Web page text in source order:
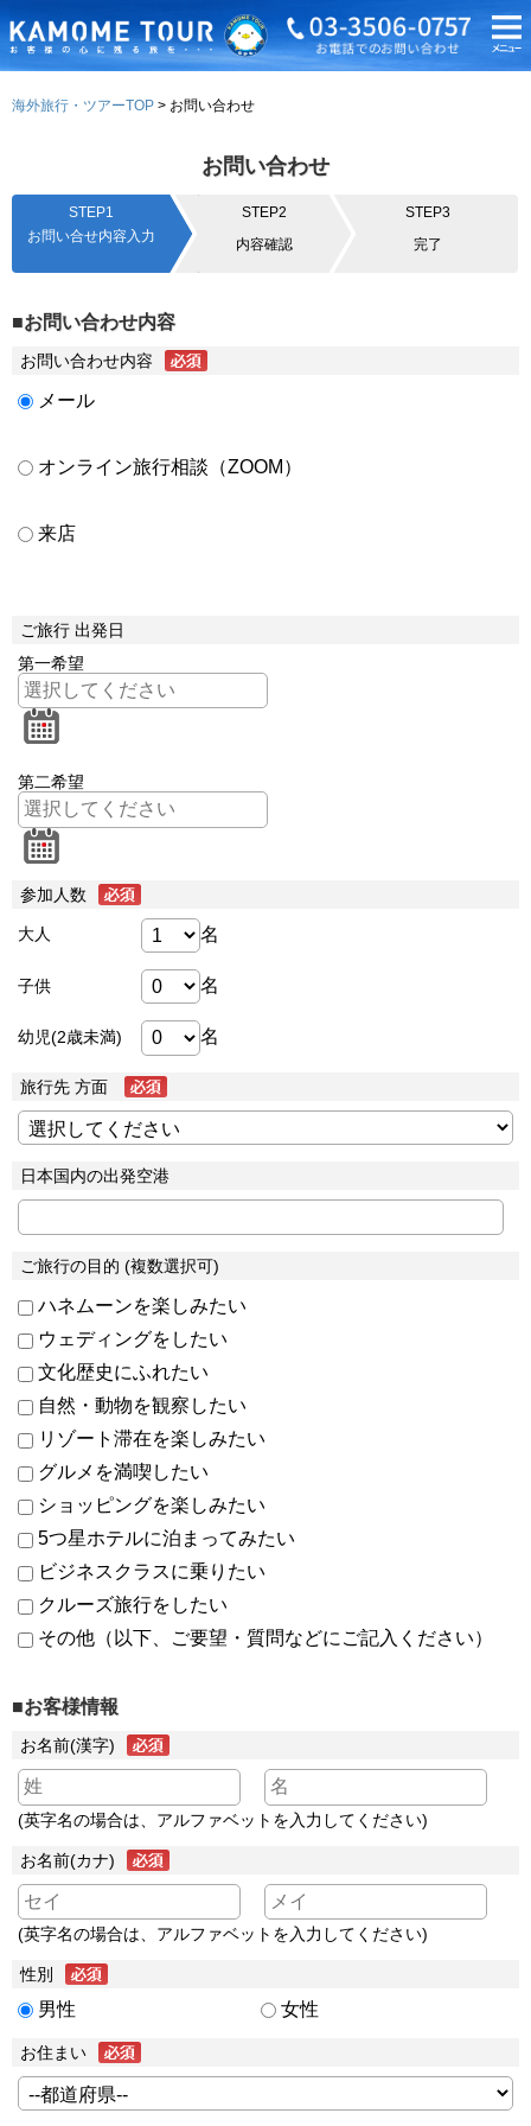
海外旅行・ツアーTOP お問い合わせ
お問い合わせ
STEP1
お問い合せ内容入力
STEP2
内容確認
STEP3
完了
■お問い合わせ内容
お問い合わせ内容
メール
オンライン旅行相談（ZOOM）
来店
ご旅行 出発日
第一希望
第二希望
参加人数
大人 名
子供 名
幼児(2歳未満) 名
旅行先 方面
日本国内の出発空港
ご旅行の目的 (複数選択可)
ハネムーンを楽しみたい
ウェディングをしたい
文化歴史にふれたい
自然・動物を観察したい
リゾート滞在を楽しみたい
グルメを満喫したい
ショッピングを楽しみたい
5つ星ホテルに泊まってみたい
ビジネスクラスに乗りたい
クルーズ旅行をしたい
その他（以下、ご要望・質問などにご記入ください）
■お客様情報
お名前(漢字)
(英字名の場合は、アルファベットを入力してください)
お名前(カナ)
(英字名の場合は、アルファベットを入力してください)
性別
男性 女性
お住まい